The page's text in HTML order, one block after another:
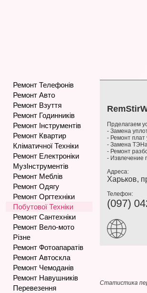
Ремонт Телефонів
Ремонт Авто
Ремонт Взуття
Ремонт Годинників
Ремонт Інструментів
Ремонт Квартир
Кліматичної Техніки
Ремонт Електроніки
МузІнструментів
Ремонт Меблів
Ремонт Одягу
Ремонт Оргтехніки
Побутової Техніки
Ремонт Сантехніки
Ремонт Вело-мото
Різне
Ремонт Фотоапаратів
Ремонт Автоскла
Ремонт Чемоданів
Ремонт Навушників
Перевезення
Прделагаем
- Замена
- Ремонт плат
- Замена
- Ремонт
- Извлечение
Адреса:
Харьков,
Телефон:
(097)
Статистика